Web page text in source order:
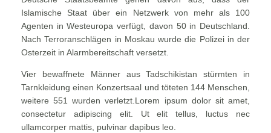
Islamische Staat über ein Netzwerk von mehr als 100
Agenten in Westeuropa verfügt, davon 50 in Deutschland.
Nach Terroranschlägen in Moskau wurde die Polizei in der
Osterzeit in Alarmbereitschaft versetzt.
Vier bewaffnete Männer aus Tadschikistan stürmten in
Tarnkleidung einen Konzertsaal und töteten 144 Menschen,
weitere 551 wurden verletzt.Lorem ipsum dolor sit amet,
consectetur adipiscing elit. Ut elit tellus, luctus nec
ullamcorper mattis, pulvinar dapibus leo.